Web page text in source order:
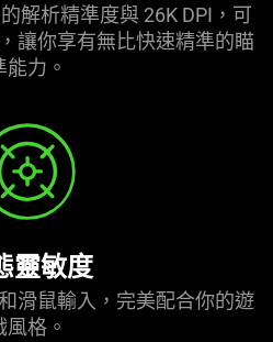
解析精準度與 26K DPI，可
讓你享有無比快速精準的瞄
能力 。
靈敏度
滑鼠輸入，完美配合你的遊
風格 。